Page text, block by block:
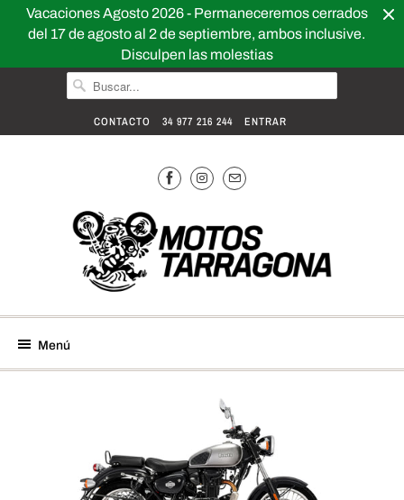
Vacaciones Agosto 2026 - Permaneceremos cerrados
del 17 de agosto al 2 de septiembre, ambos inclusive.
Disculpen las molestias
CONTACTO 34 977 216 244 ENTRAR
Menú